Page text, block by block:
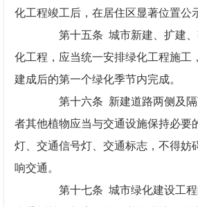
化工程竣工后，在居住区显著位置公
第十五条 城市新建、扩建、
化工程，应当统一安排绿化工程施工
建成后的第一个绿化季节内完成。
第十六条 新建道路两侧及隔
者其他植物应当与交通设施保持必要
灯、交通信号灯、交通标志，不得妨
响交通。
第十七条 城市绿化建设工程